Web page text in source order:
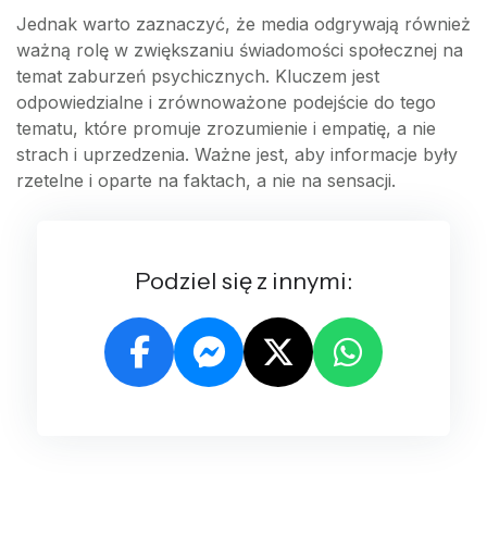
Jednak warto zaznaczyć, że media odgrywają również
ważną rolę w zwiększaniu świadomości społecznej na
temat zaburzeń psychicznych. Kluczem jest
odpowiedzialne i zrównoważone podejście do tego
tematu, które promuje zrozumienie i empatię, a nie
strach i uprzedzenia. Ważne jest, aby informacje były
rzetelne i oparte na faktach, a nie na sensacji.
Podziel się z innymi: